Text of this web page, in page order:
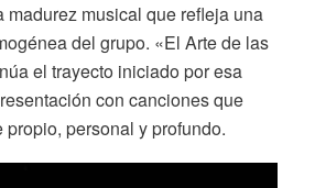
madurez musical que refleja una
del grupo. «El Arte de las
el trayecto iniciado por esa
con canciones que
personal y profundo.